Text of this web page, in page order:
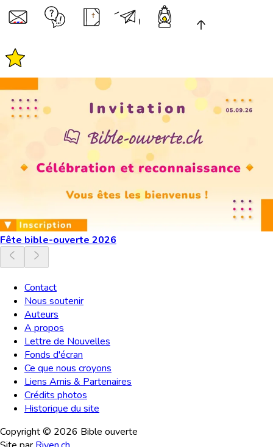
Fête bible-ouverte 2026
Contact
Nous soutenir
Auteurs
A propos
Lettre de Nouvelles
Fonds d'écran
Ce que nous croyons
Liens Amis & Partenaires
Crédits photos
Historique du site
Copyright © 2026 Bible ouverte